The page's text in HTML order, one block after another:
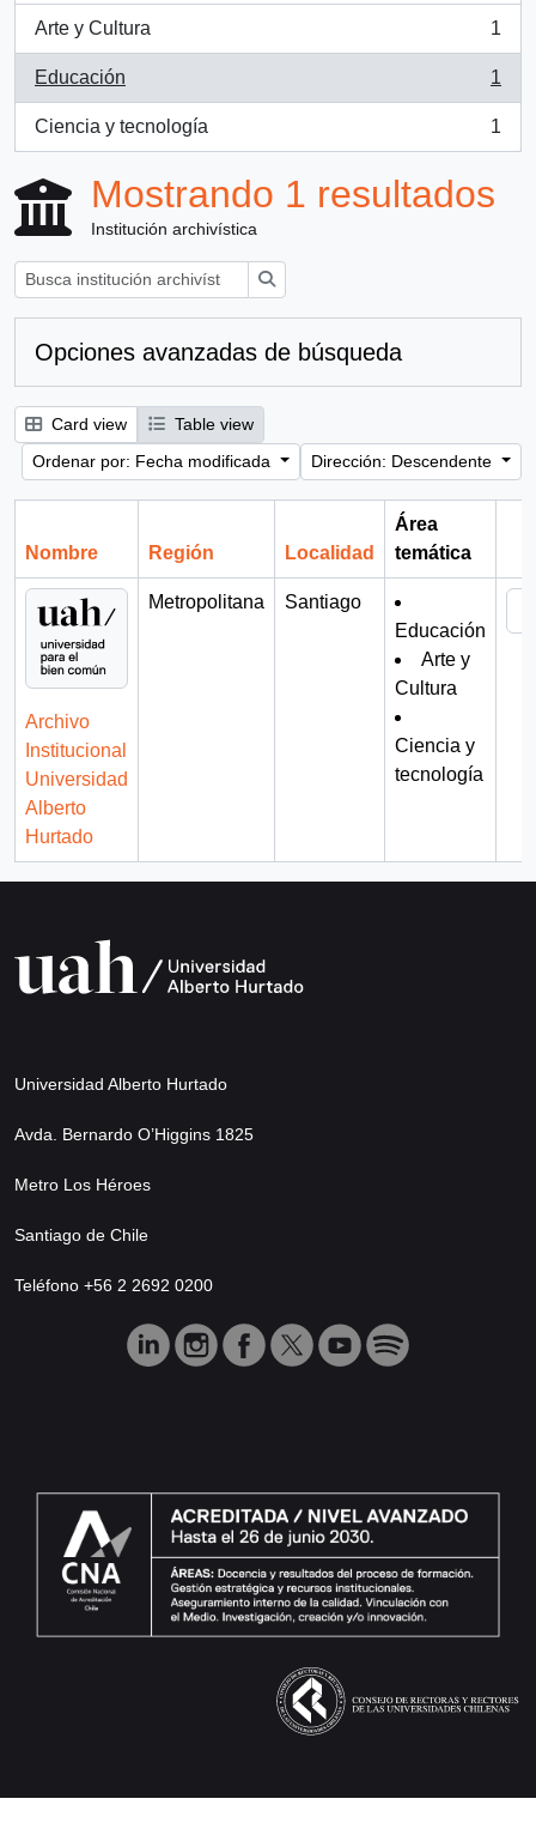
Arte y Cultura
, 1 resultados
1
Educación
, 1 resultados
1
Ciencia y tecnología
, 1 resultados
1
Mostrando 1 resultados
Institución archivística
Opciones avanzadas de búsqueda
Card view
Table view
Ordenar por: Fecha modificada
Dirección: Descendente
Nombre Región Localidad
Área
temática
Archivo
Institucional
Universidad
Alberto
Hurtado
Metropolitana
Santiago
Educación
Arte y
Cultura
Ciencia y
tecnología
Universidad Alberto Hurtado
Avda. Bernardo O’Higgins 1825
Metro Los Héroes
Santiago de Chile
Teléfono +56 2 2692 0200